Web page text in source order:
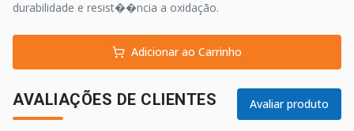
durabilidade e resist��ncia a oxidação.
Adicionar ao Carrinho
AVALIAÇÕES DE CLIENTES Avaliar produto